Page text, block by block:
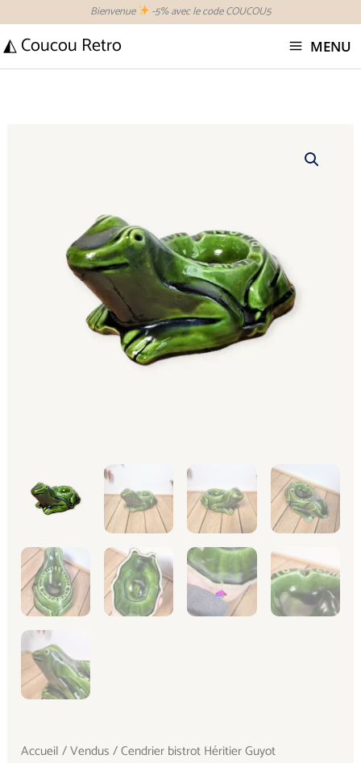
contenu
Bienvenue -5% avec le code COUCOU5
◭ Coucou Retro MENU
Accueil /Vendus / Cendrier bistrot Héritier Guyot